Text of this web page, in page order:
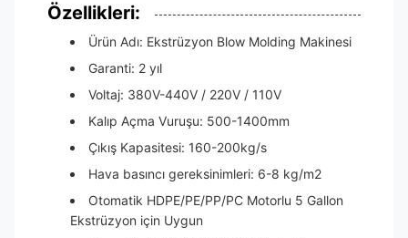
Özellikleri:
Ürün Adı: Ekstrüzyon Blow Molding Makinesi
Garanti: 2 yıl
Voltaj: 380V-440V / 220V / 110V
Kalıp Açma Vuruşu: 500-1400mm
Çıkış Kapasitesi: 160-200kg/s
Hava basıncı gereksinimleri: 6-8 kg/m2
Otomatik HDPE/PE/PP/PC Motorlu 5 Gallon
Ekstrüzyon için Uygun